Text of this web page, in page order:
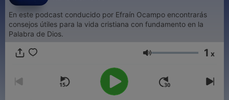
En este podcast conducido por Efraín Ocampo encontrarás
consejos útiles para la vida cristiana con fundamento en la
Palabra de Dios.
Volumen 1 x